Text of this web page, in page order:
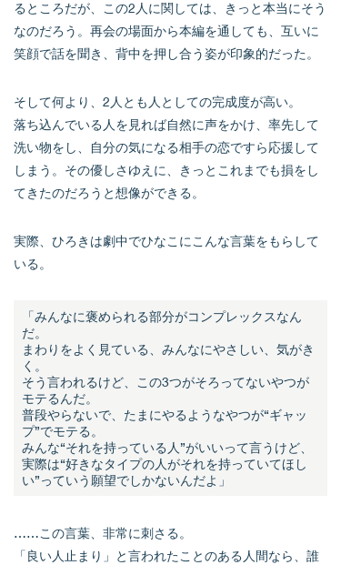
るところだが、この2人に関しては、きっと本当にそう
なのだろう。再会の場面から本編を通しても、互いに
笑顔で話を聞き、背中を押し合う姿が印象的だった。
そして何より、2人とも人としての完成度が高い。
落ち込んでいる人を見れば自然に声をかけ、率先して
洗い物をし、自分の気になる相手の恋ですら応援して
しまう。その優しさゆえに、きっとこれまでも損をし
てきたのだろうと想像ができる。
実際、ひろきは劇中でひなこにこんな言葉をもらして
いる。
「みんなに褒められる部分がコンプレックスなん
だ。
まわりをよく見ている、みんなにやさしい、気がき
く。
そう言われるけど、この3つがそろってないやつが
モテるんだ。
普段やらないで、たまにやるようなやつが“ギャッ
プ”でモテる。
みんな“それを持っている人”がいいって言うけど、
実際は“好きなタイプの人がそれを持っていてほし
い”っていう願望でしかないんだよ」
……この言葉、非常に刺さる。
「良い人止まり」と言われたことのある人間なら、誰